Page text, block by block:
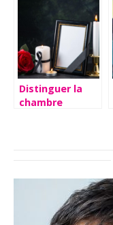
Distinguer la
chambre